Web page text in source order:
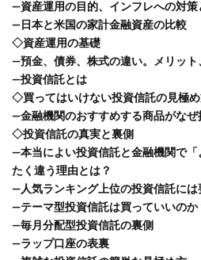
―資産運用の目的、インフレへの対策
―日本と米国の家計金融資産の比較
◇資産運用の基礎
―預金、債券、株式の違い。メリット
―投資信託とは
◇買ってはいけない投資信託の見極め
―金融機関のおすすめする商品がなぜ
◇投資信託の真実と裏側
―本当によい投資信託と金融機関で
たく違う理由とは？
―人気ランキング上位の投資信託には
―テーマ型投資信託は買っていいのか
―毎月分配型投資信託の裏側
―ラップ口座の表裏